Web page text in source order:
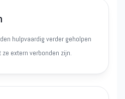
hulpvaardig verder geholpen
extern verbonden zijn.